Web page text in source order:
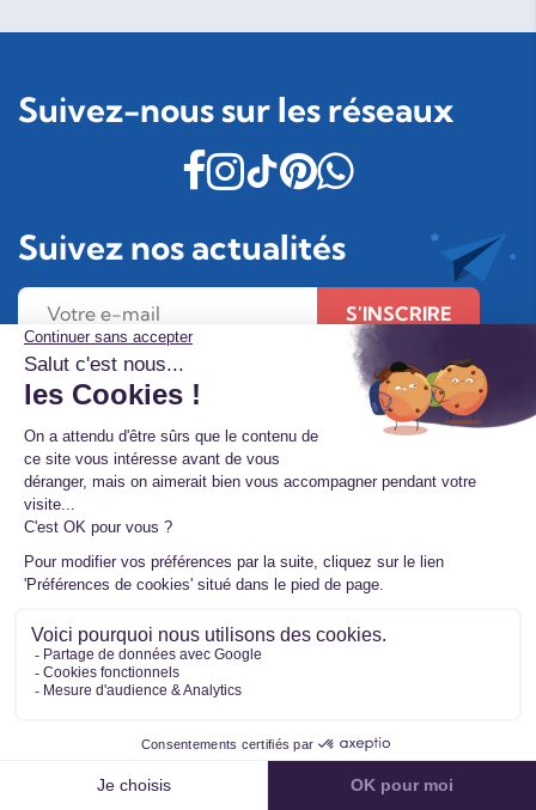
Suivez-nous sur les réseaux
Suivez nos actualités
S'INSCRIRE
Nous contacter